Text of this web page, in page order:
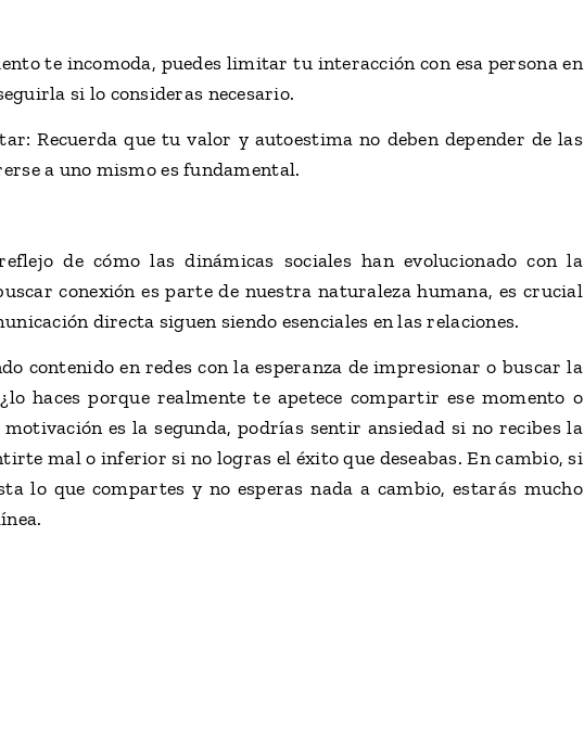
te incomoda, puedes limitar tu interacción con esa persona en
si lo consideras necesario.
Recuerda que tu valor y autoestima no deben depender de las
a uno mismo es fundamental.
de cómo las dinámicas sociales han evolucionado con la
conexión es parte de nuestra naturaleza humana, es crucial
directa siguen siendo esenciales en las relaciones.
contenido en redes con la esperanza de impresionar o buscar la
haces porque realmente te apetece compartir ese momento o
es la segunda, podrías sentir ansiedad si no recibes la
mal o inferior si no logras el éxito que deseabas. En cambio, si
lo que compartes y no esperas nada a cambio, estarás mucho